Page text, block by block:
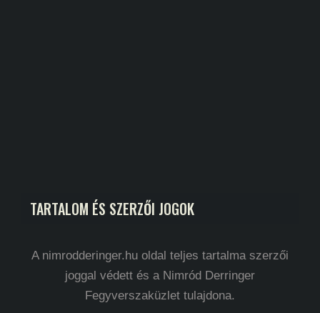
TARTALOM ÉS SZERZŐI JOGOK
A nimrodderinger.hu oldal teljes tartalma szerzői
joggal védett és a Nimród Derringer
Fegyverszaküzlet tulajdona.